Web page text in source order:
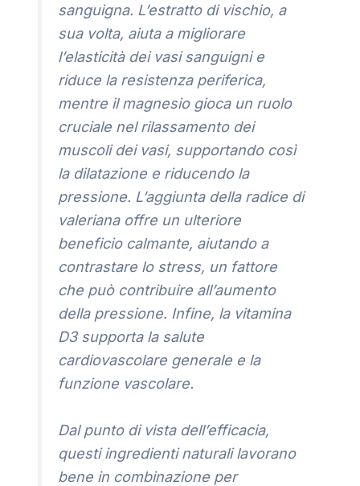
sanguigna. L’estratto di vischio, a
sua volta, aiuta a migliorare
l’elasticità dei vasi sanguigni e
riduce la resistenza periferica,
mentre il magnesio gioca un ruolo
cruciale nel rilassamento dei
muscoli dei vasi, supportando così
la dilatazione e riducendo la
pressione. L’aggiunta della radice di
valeriana offre un ulteriore
beneficio calmante, aiutando a
contrastare lo stress, un fattore
che può contribuire all’aumento
della pressione. Infine, la vitamina
D3 supporta la salute
cardiovascolare generale e la
funzione vascolare.
Dal punto di vista dell’efficacia,
questi ingredienti naturali lavorano
bene in combinazione per